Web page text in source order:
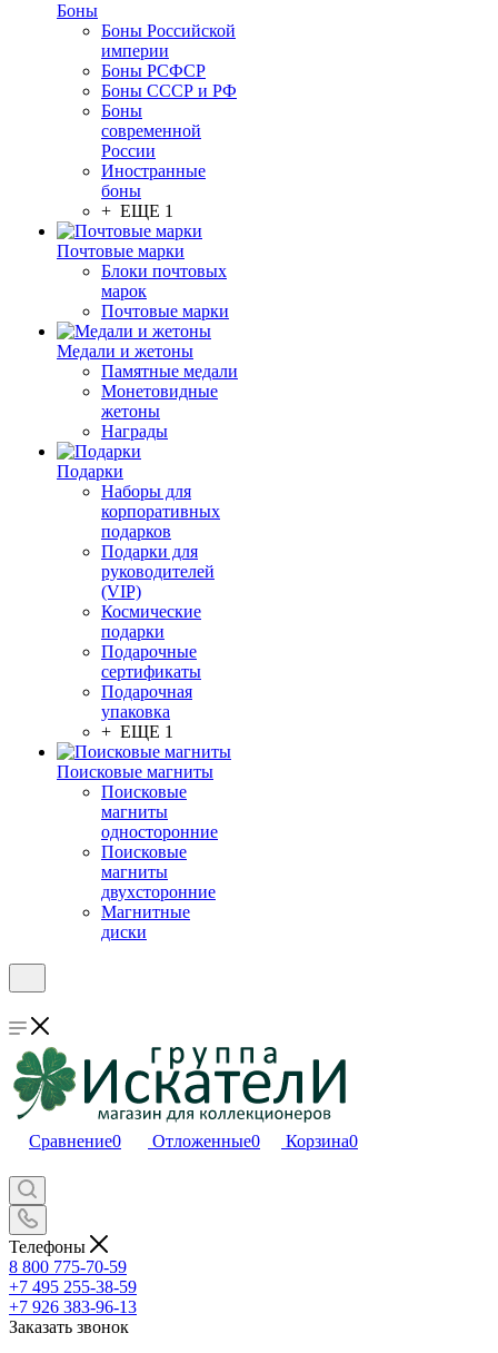
Боны
Боны Российской
империи
Боны РСФСР
Боны СССР и РФ
Боны
современной
России
Иностранные
боны
+ ЕЩЕ 1
Почтовые марки
Блоки почтовых
марок
Почтовые марки
Медали и жетоны
Памятные медали
Монетовидные
жетоны
Награды
Подарки
Наборы для
корпоративных
подарков
Подарки для
руководителей
(VIP)
Космические
подарки
Подарочные
сертификаты
Подарочная
упаковка
+ ЕЩЕ 1
Поисковые магниты
Поисковые
магниты
односторонние
Поисковые
магниты
двухсторонние
Магнитные
диски
Сравнение0 Отложенные0 Корзина0
Телефоны
8 800 775-70-59
+7 495 255-38-59
+7 926 383-96-13
Заказать звонок